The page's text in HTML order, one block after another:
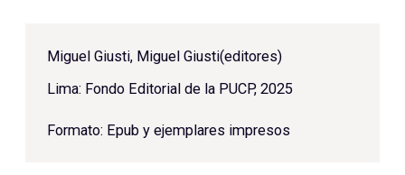
Miguel Giusti, Miguel Giusti(editores)
Lima: Fondo Editorial de la PUCP, 2025
Formato: Epub y ejemplares impresos